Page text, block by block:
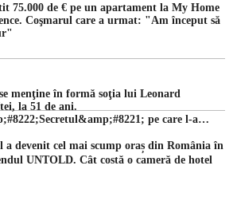
75.000 de € pe un apartament la My Home
Coşmarul care a urmat: "Am început să
menţine în formă soţia lui Leonard
la 51 de ani.
pe care l-a
a devenit cel mai scump oraș din România în
UNTOLD. Cât costă o cameră de hotel